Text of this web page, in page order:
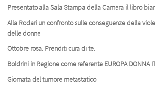
Presentato alla Sala Stampa della Camera il libro
Alla Rodari un confronto sulle conseguenze della
delle donne
Ottobre rosa. Prenditi cura di te.
Boldrini in Regione come referente EUROPA DONNA
Giornata del tumore metastatico